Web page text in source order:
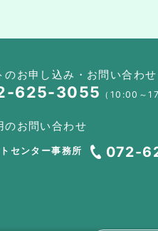
のお申し込み・お問い合わせ
625-3055 （10:00～
のお問い合わせ
センター事務所 072-